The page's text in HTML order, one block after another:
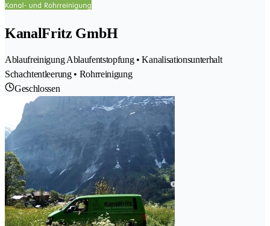
KanalFritz GmbH
Ablaufreinigung Ablaufentstopfung • Kanalisationsunterhalt
Schachtentleerung • Rohrreinigung
Geschlossen